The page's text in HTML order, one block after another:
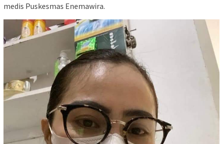
medis Puskesmas Enemawira.